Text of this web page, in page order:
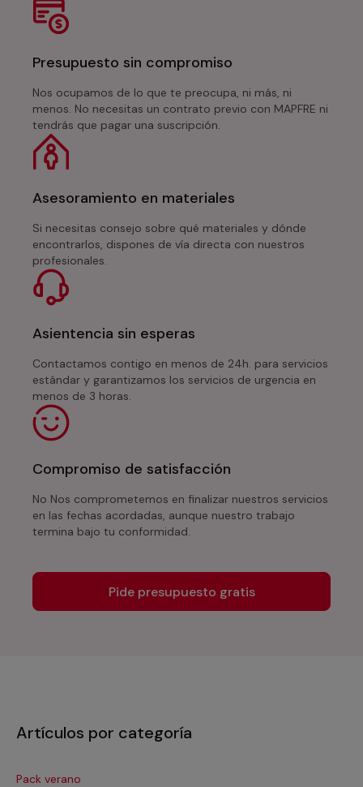
Presupuesto sin compromiso
Nos ocupamos de lo que te preocupa, ni más, ni
menos. No necesitas un contrato previo con MAPFRE ni
tendrás que pagar una suscripción.
Asesoramiento en materiales
Si necesitas consejo sobre qué materiales y dónde
encontrarlos, dispones de vía directa con nuestros
profesionales.
Asientencia sin esperas
Contactamos contigo en menos de 24h. para servicios
estándar y garantizamos los servicios de urgencia en
menos de 3 horas.
Compromiso de satisfacción
No Nos comprometemos en finalizar nuestros servicios
en las fechas acordadas, aunque nuestro trabajo
termina bajo tu conformidad.
Pide presupuesto gratis
Artículos por categoría
Pack verano